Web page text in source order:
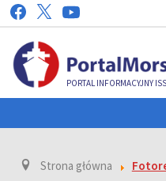
PORTAL INFORMACYJNY
Strona główna